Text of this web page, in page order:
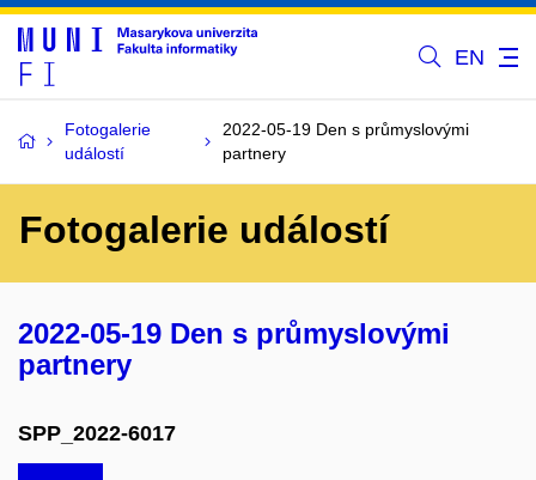
EN
Fotogalerie
událostí
2022-05-19 Den s průmyslovými
partnery
Fotogalerie událostí
2022-05-19 Den s průmyslovými
partnery
SPP_2022-6017